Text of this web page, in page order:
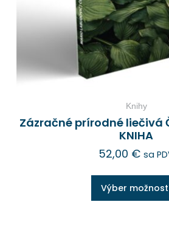
Knihy
Zázračné prírodné liečivá
KNIHA
52,00 € sa
Výber